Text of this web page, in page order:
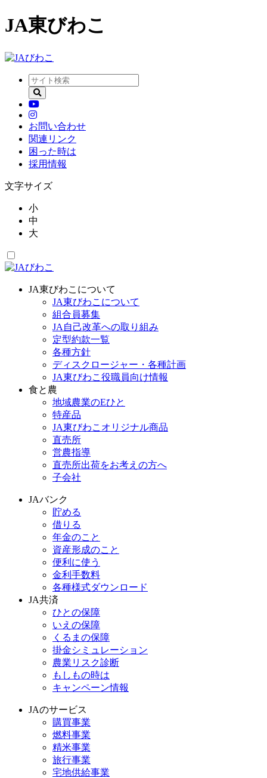
JA東びわこ
お問い合わせ
関連リンク
困った時は
採用情報
文字サイズ
小
中
大
JA東びわこについて
JA東びわこについて
組合員募集
JA自己改革への取り組み
定型約款一覧
各種方針
ディスクロージャー・各種計画
JA東びわこ役職員向け情報
食と農
地域農業のEひと
特産品
JA東びわこオリジナル商品
直売所
営農指導
直売所出荷をお考えの方へ
子会社
JAバンク
貯める
借りる
年金のこと
資産形成のこと
便利に使う
金利手数料
各種様式ダウンロード
JA共済
ひとの保障
いえの保障
くるまの保障
掛金シミュレーション
農業リスク診断
もしもの時は
キャンペーン情報
JAのサービス
購買事業
燃料事業
精米事業
旅行事業
宅地供給事業